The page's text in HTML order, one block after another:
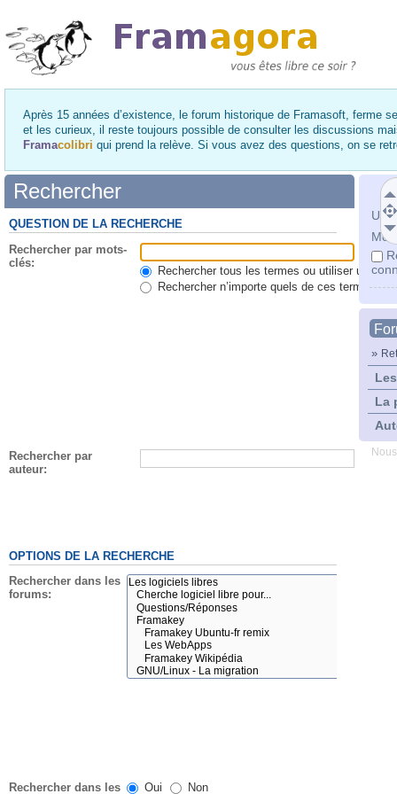
Après 15 années d’existence, le forum historique de Framasoft, ferme
et les curieux, il reste toujours possible de consulter les discussions
Framacolibri qui prend la relève. Si vous avez des questions, on se
Mot
»
La
Rechercher
QUESTION DE LA RECHERCHE
Rechercher par mots-
clés:
Rechercher tous les termes ou utiliser une
Rechercher n’importe quels de ces termes
Rechercher par
auteur:
OPTIONS DE LA RECHERCHE
Rechercher dans les
forums:
Rechercher dans les Oui Non